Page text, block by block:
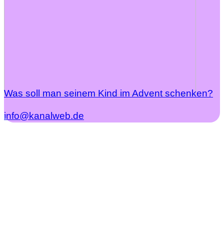
Was soll man seinem Kind im Advent schenken?
info@kanalweb.de